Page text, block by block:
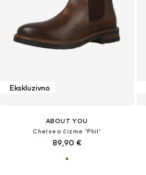
Ekskluzivno
ABOUT YOU
Chelsea čizme 'Phil'
89,90 €